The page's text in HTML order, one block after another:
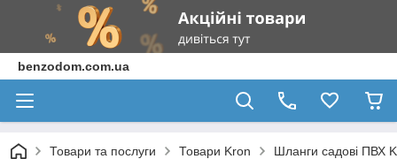
benzodom.com.ua
Товари та послуги Товари Kron Шланги садові ПВХ